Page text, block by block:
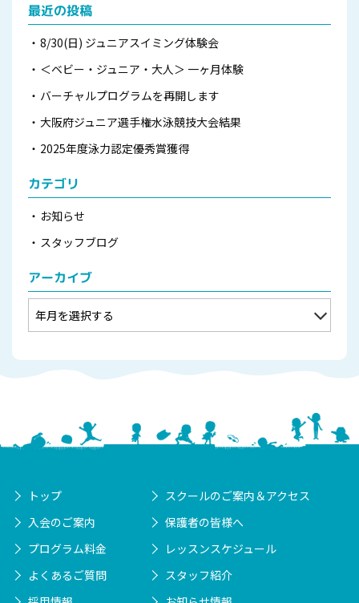
最近の投稿
8/30(日) ジュニアスイミング体験会
＜ベビー・ジュニア・大人＞ 一ヶ月体験
バーチャルプログラムを再開します
大阪府ジュニア選手権水泳競技大会結果
2025年度泳力認定優秀賞獲得
カテゴリ
お知らせ
スタッフブログ
アーカイブ
トップ
スクールのご案内＆アクセス
入会のご案内
保護者の皆様へ
プログラム料金
レッスンスケジュール
よくあるご質問
スタッフ紹介